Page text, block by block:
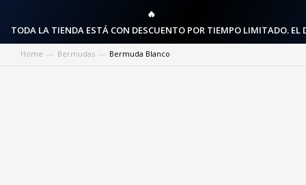
🔥
TODA LA TIENDA ESTÁ CON DESCUENTO POR TIEMPO LIMITADO.
You are here:
Home Bermudas Bermuda Blanco